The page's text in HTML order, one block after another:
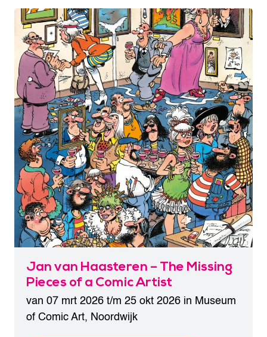
Jan van Haasteren – The Missing
Pieces of a Comic Artist
van 07 mrt 2026 t/m 25 okt 2026 in Museum
of Comic Art, Noordwijk